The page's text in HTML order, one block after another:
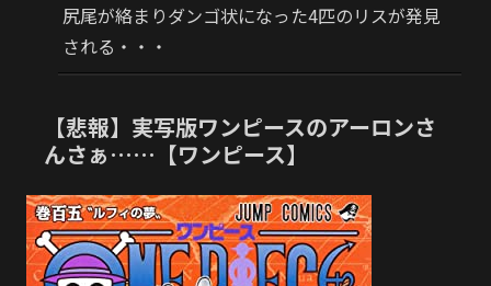
尻尾が絡まりダンゴ状になった4匹のリスが発見
される・・・
【悲報】実写版ワンピースのアーロンさ
んさぁ……【ワンピース】